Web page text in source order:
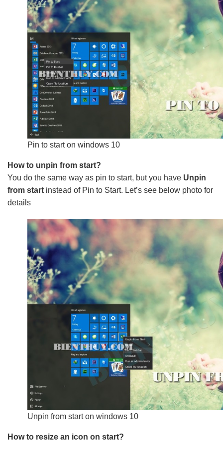
Pin to start on windows 10
How to unpin from start?
You do the same way as pin to start, but you have Unpin
from start instead of Pin to Start. Let’s see below photo for
details
Unpin from start on windows 10
How to resize an icon on start?